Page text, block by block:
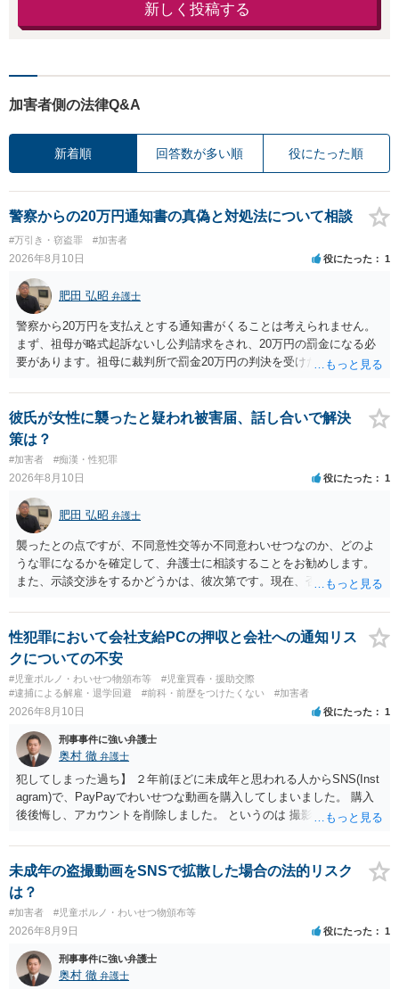
新しく投稿する
加害者側の法律Q&A
新着順 回答数が多い順 役にたった順
警察からの20万円通知書の真偽と対処法について相談
#万引き・窃盗罪 #加害者
2026年8月10日 役にたった 1
肥田 弘昭 弁護士
警察から20万円を支払えとする通知書がくることは考えられません。
まず、祖母が略式起訴ないし公判請求をされ、20万円の罰金になる必
要があります。祖母に裁判所で罰金20万円の判決を受けたかを確認し
「検察庁」です。まずは振込はせずに、かかれている警察署にホーム
ページなどを別途調べて連絡することをお勧めします。ご参考にして
ください。
彼氏が女性に襲ったと疑われ被害届、話し合いで解決
策は？
#加害者 #痴漢・性犯罪
2026年8月10日 役にたった 1
肥田 弘昭 弁護士
襲ったとの点ですが、不同意性交等か不同意わいせつなのか、どのよ
うな罪になるかを確定して、弁護士に相談することをお勧めします。
また、示談交渉をするかどうかは、彼次第です。現在、否認している
を前提に捜査機関に対する弁護活動を弁護人を選任してすべきかと思
います。ご参考にしてください。
性犯罪において会社支給PCの押収と会社への通知リス
クについての不安
#児童ポルノ・わいせつ物頒布等
#児童買春・援助交際
#逮捕による解雇・退学回避
#前科・前歴をつけたくない #加害者
2026年8月10日 役にたった 1
刑事事件に強い弁護士
奥村 徹 弁護士
犯してしまった過ち】 ２年前ほどに未成年と思われる人からSNS(Inst
agram)で、PayPayでわいせつな動画を購入してしまいました。 購入
後後悔し、アカウントを削除しました。 というのは 撮影済みなら児童
罪・性的姿態撮影罪 16歳未満だと、不同意わいせつ罪（176条3項）
等が検討されます。 罪名によって、会社PCの押収の可能性も変わって
くるでしょう。 一般論としては、 所持罪だけであれば、 弁護士に相
談した上で、実際に使った端末を持って、警察相談に出向いておけば
会社PCまでは押収されないと思います。 不同意わいせつ罪（176条3
項）になると、 自首したとしても、自宅等の捜索差押等が行われる可
能性があります
未成年の盗撮動画をSNSで拡散した場合の法的リスク
は？
#加害者 #児童ポルノ・わいせつ物頒布等
2026年8月9日 役にたった 1
刑事事件に強い弁護士
奥村 徹 弁護士